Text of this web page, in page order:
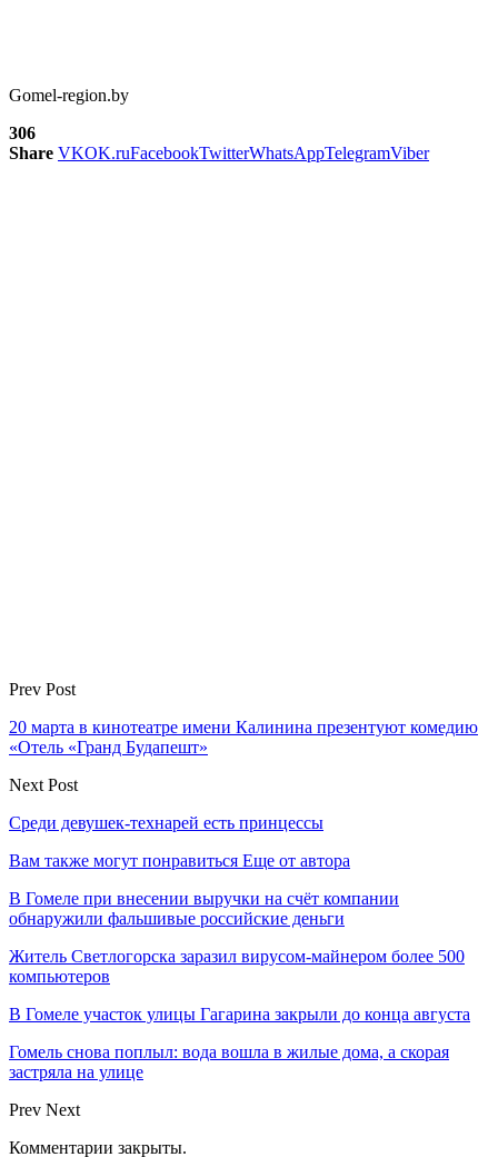
Gomel-region.by
306
Share VKOK.ruFacebookTwitterWhatsAppTelegramViber
Prev Post
20 марта в кинотеатре имени Калинина презентуют комедию
«Отель «Гранд Будапешт»
Next Post
Среди девушек-технарей есть принцессы
Вам также могут понравиться Еще от автора
В Гомеле при внесении выручки на счёт компании
обнаружили фальшивые российские деньги
Житель Светлогорска заразил вирусом-майнером более 500
компьютеров
В Гомеле участок улицы Гагарина закрыли до конца августа
Гомель снова поплыл: вода вошла в жилые дома, а скорая
застряла на улице
Prev Next
Комментарии закрыты.